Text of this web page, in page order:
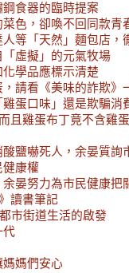
食器的臨時提案
色，卻喚不回同款青
等「天然」麵包店，
虛擬」的元氣牧場
學品應標示清楚
，請看《美味的詐欺》
蛋口味」還是欺騙消
且雞蛋布丁竟不含雞蛋
鹽嚇死人，余晏質詢
健康權
晏努力為市民健康把
讀書筆記
市街道生活的啟發
代
媽們安心